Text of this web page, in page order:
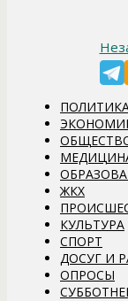
ЖКХ
КУЛЬТУРА
СПОРТ
ДОСУГ И
ОПРОСЫ